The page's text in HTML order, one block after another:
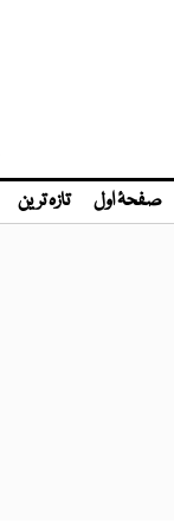
صفحۂ اول تازہ ترین